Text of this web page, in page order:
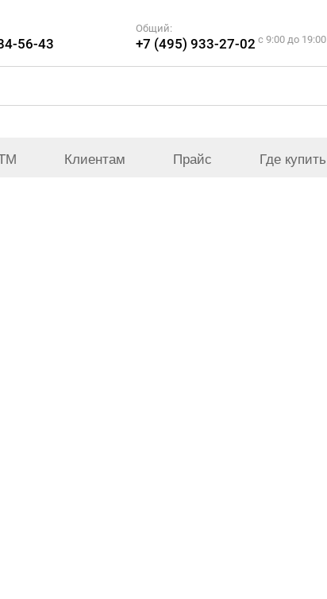
56-43
Общий:
+7 (495) 933-27-02 c 9:00 до 19:00
Клиентам Прайс Где купить